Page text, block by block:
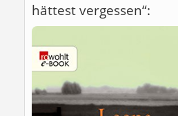
hättest vergessen“: